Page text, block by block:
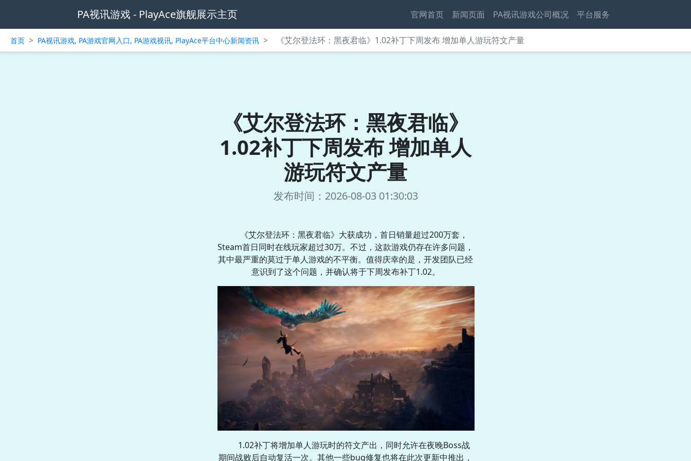
PA视讯游戏 - PlayAce旗舰展示主页 官网首页 新闻页面 PA视讯游戏公司概况 平台服务
首页 > PA视讯游戏, PA游戏官网入口, PA游戏视讯, PlayAce平台中心新闻资讯 > 《艾尔登法环：黑夜君临》1.02补丁下周发布 增加单人游玩符文产量
《艾尔登法环：黑夜君临》
1.02补丁下周发布 增加单人
游玩符文产量
发布时间：2026-08-03 01:30:03
《艾尔登法环：黑夜君临》大获成功，首日销量超过200万套，
Steam首日同时在线玩家超过30万。不过，这款游戏仍存在许多问题，
其中最严重的莫过于单人游戏的不平衡。值得庆幸的是，开发团队已经
意识到了这个问题，并确认将于下周发布补丁1.02。
1.02补丁将增加单人游玩时的符文产出，同时允许在夜晚Boss战
期间战败后自动复活一次。其他一些bug修复也将在此次更新中推出，